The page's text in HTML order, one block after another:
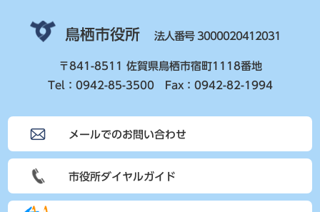
鳥栖市役所 法人番号 3000020412031
〒841-8511 佐賀県鳥栖市宿町1118番地
Tel：0942-85-3500 Fax：0942-82-1994
メールでのお問い合わせ
市役所ダイヤルガイド